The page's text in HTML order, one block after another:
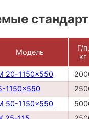
Модель
Г/п,
кг
20-1150x550
1150x550
50-1150x550